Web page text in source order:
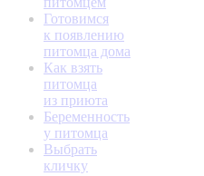
Готовимся
к появлению
питомца дома
Как взять
питомца
из приюта
Беременность
у питомца
Выбрать
кличку